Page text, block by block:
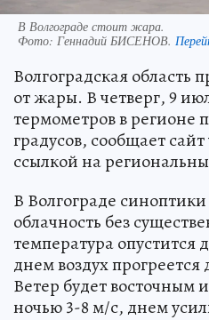
В Волгограде стоит жара.
Фото: Геннадий БИСЕНОВ.
Волгоградская область
от жары. В четверг, 9
термометров в регионе
градусов, сообщает
ссылкой на
В Волгограде
облачность без
температура опустится
днем воздух прогреется
Ветер будет восточным
ночью 3-8 м/с, днем